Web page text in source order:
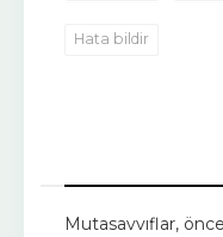
Hata bildir
Mutasavvıflar,